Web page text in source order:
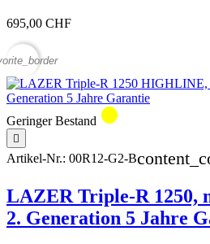
695,00 CHF
Geringer Bestand circle

Artikel-Nr.: 00R12-G2-B
LAZER Triple-R 1250,
2. Generation 5 Jahre